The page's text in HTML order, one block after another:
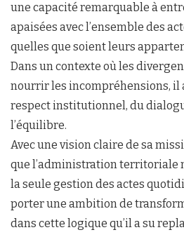
une capacité remarquable à
apaisées avec l’ensemble des
quelles que soient leurs
Dans un contexte où les
nourrir les incompréhensions, il
respect institutionnel, du
l’équilibre.
Avec une vision claire de sa
que l’administration territoriale
la seule gestion des actes
porter une ambition de
dans cette logique qu’il a su